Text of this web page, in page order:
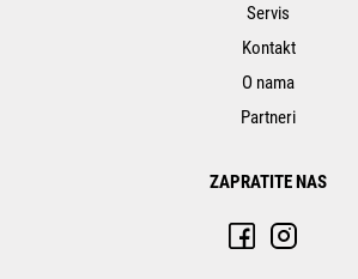
Servis
Kontakt
O nama
Partneri
ZAPRATITE NAS